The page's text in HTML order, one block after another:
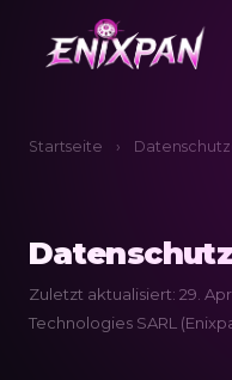
Startseite ›
Zuletzt aktualisiert: 29.
Technologies SARL